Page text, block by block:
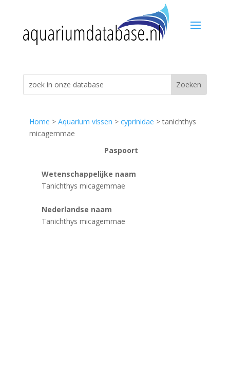
Home > Aquarium vissen > cyprinidae > tanichthys
micagemmae
Paspoort
Wetenschappelijke naam
Tanichthys micagemmae
Nederlandse naam
Tanichthys micagemmae